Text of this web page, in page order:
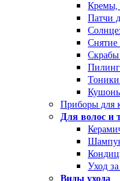
Кремы,
Патчи
Скрабы
Приборы для
Для волос и
Уход
Виды ухода